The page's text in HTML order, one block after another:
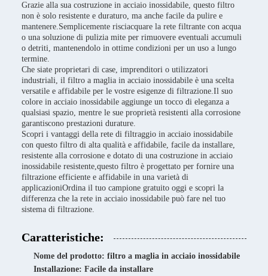
Grazie alla sua costruzione in acciaio inossidabile, questo filtro
non è solo resistente e duraturo, ma anche facile da pulire e
mantenere.Semplicemente risciacquare la rete filtrante con acqua
o una soluzione di pulizia mite per rimuovere eventuali accumuli
o detriti, mantenendolo in ottime condizioni per un uso a lungo
termine.
Che siate proprietari di case, imprenditori o utilizzatori
industriali, il filtro a maglia in acciaio inossidabile è una scelta
versatile e affidabile per le vostre esigenze di filtrazione.Il suo
colore in acciaio inossidabile aggiunge un tocco di eleganza a
qualsiasi spazio, mentre le sue proprietà resistenti alla corrosione
garantiscono prestazioni durature.
Scopri i vantaggi della rete di filtraggio in acciaio inossidabile
con questo filtro di alta qualità e affidabile, facile da installare,
resistente alla corrosione e dotato di una costruzione in acciaio
inossidabile resistente,questo filtro è progettato per fornire una
filtrazione efficiente e affidabile in una varietà di
applicazioniOrdina il tuo campione gratuito oggi e scopri la
differenza che la rete in acciaio inossidabile può fare nel tuo
sistema di filtrazione.
Caratteristiche:
Nome del prodotto: filtro a maglia in acciaio inossidabile
Installazione: Facile da installare